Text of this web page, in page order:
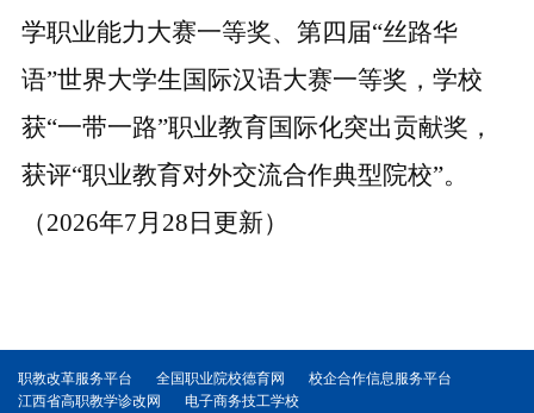
学职业能力大赛一等奖、第四届“丝路华
语”世界大学生国际汉语大赛一等奖，学校
获“一带一路”职业教育国际化突出贡献奖，
获评“职业教育对外交流合作典型院校”。
（2026年7 月28 日更新）
职教改革服务平台 全国职业院校德育网
校企合作信息服务平台
江西省高职教学诊改网
电子商务技工学校